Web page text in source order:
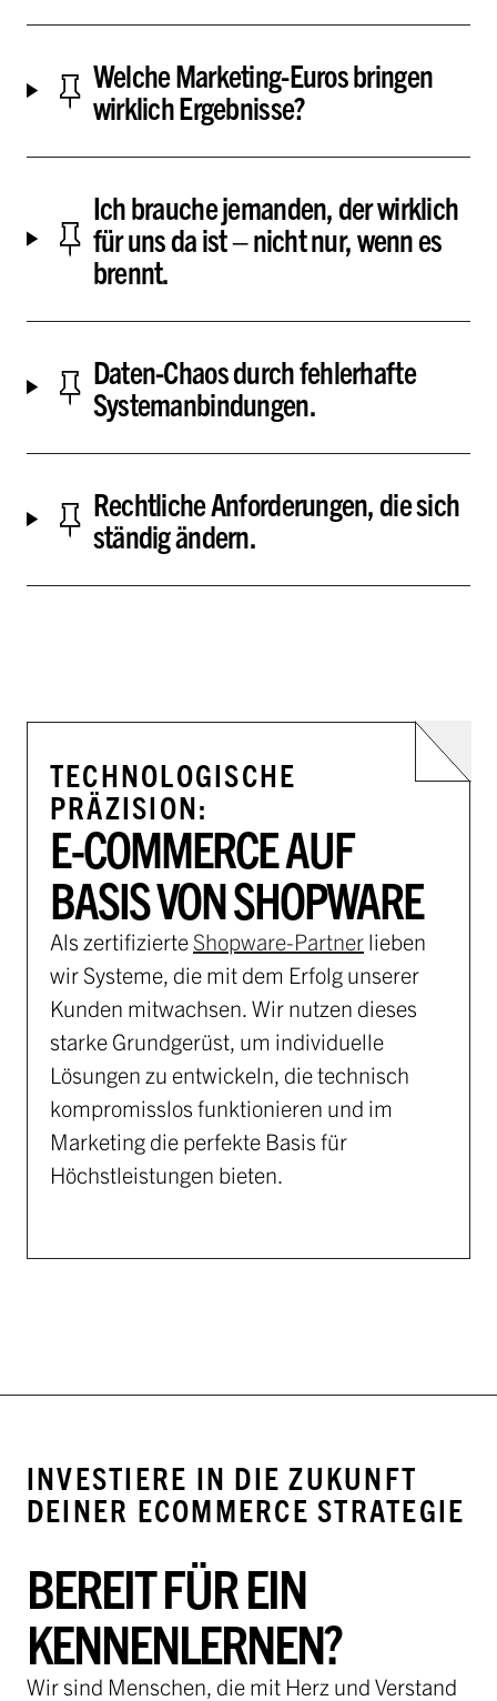
Welche Marketing-Euros bringen
wirklich Ergebnisse?
Ich brauche jemanden, der wirklich
für uns da ist – nicht nur, wenn es
brennt.
Daten-Chaos durch fehlerhafte
Systemanbindungen.
Rechtliche Anforderungen, die sich
ständig ändern.
E-COMMERCE AUF
BASIS VON SHOPWARE
TECHNOLOGISCHE
PRÄZISION:
Als zertifizierteShopware-Partner lieben
wir Systeme, die mit dem Erfolg unserer
Kunden mitwachsen. Wir nutzen dieses
starke Grundgerüst, um individuelle
Lösungen zu entwickeln, die technisch
kompromisslos funktionieren und im
Marketing die perfekte Basis für
Höchstleistungen bieten.
INVESTIERE IN DIE ZUKUNFT
DEINER ECOMMERCE STRATEGIE
BEREIT FÜR EIN
KENNENLERNEN?
Wir sind Menschen, die mit Herz und Verstand